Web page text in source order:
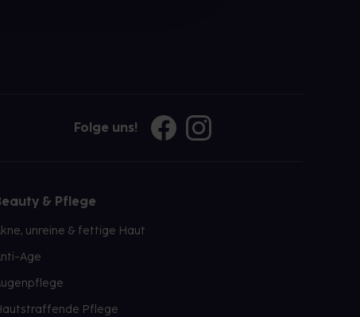
Folge uns!
& Pflege
unreine & fettige Haut
Age
Pflege